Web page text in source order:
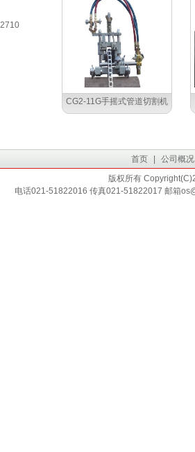
CG2-11G手摇式管道切割机
首页
公司概况
版权所有
电话021-51822016 传真021-51822017 邮箱